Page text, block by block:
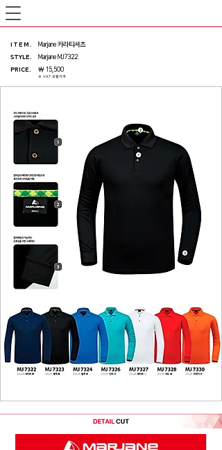
ITEM .
Marjane 카라티셔츠
STYLE.
Marjane MJ7322
PRICE.
※ VAT 포함가격
￦ 15,500